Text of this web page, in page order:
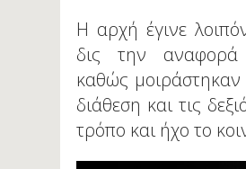
Η αρχή έγινε
δις την
καθώς
διάθεση και τις
τρόπο και ήχο το